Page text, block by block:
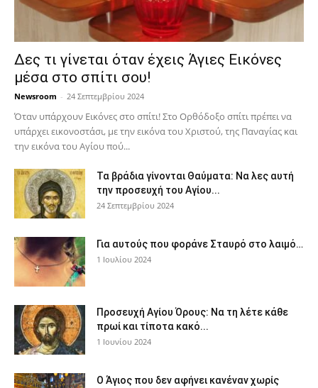
Δες τι γίνεται όταν έχεις Άγιες Εικόνες
μέσα στο σπίτι σου!
Newsroom - 24 Σεπτεμβρίου 2024
Όταν υπάρχουν Εικόνες στο σπίτι! Στο Ορθόδοξο σπίτι πρέπει να
υπάρχει εικονοστάσι, με την εικόνα του Χριστού, της Παν­αγίας και
την εικόνα του Αγίου πού...
Τα βράδια γίνονται Θαύματα: Να λες αυτή
την προσευχή του Αγίου...
24 Σεπτεμβρίου 2024
Για αυτούς που φοράνε Σταυρό στο λαιμό…
1 Ιουλίου 2024
Προσευχή Αγίου Όρους: Να τη λέτε κάθε
πρωί και τίποτα κακό...
1 Ιουνίου 2024
Ο Άγιος που δεν αφήνει κανέναν χωρίς